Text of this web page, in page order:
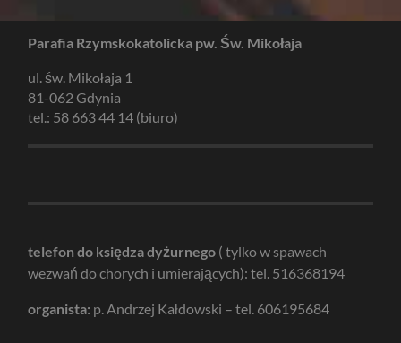
Parafia Rzymskokatolicka pw. Św. Mikołaja
ul. św. Mikołaja 1
81-062 Gdynia
tel.: 58 663 44 14 (biuro)
telefon do księdza dyżurnego ( tylko w spawach
wezwań do chorych i umierających): tel. 516368194
organista: p. Andrzej Kałdowski – tel. 606195684